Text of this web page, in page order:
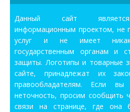
Данный сайт является
информационным проектом, не
услуг и не имеет
государственным органам и
защиты. Логотипы и товарные
сайте, принадлежат их
правообладателям. Если
неточность, просим сообщить
связи на странице, где она